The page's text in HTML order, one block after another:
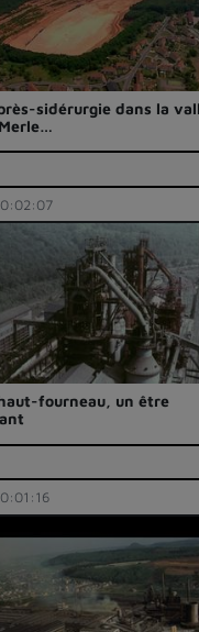
sidérurgie dans la
fourneau, un être